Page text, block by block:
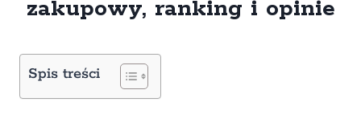
zakupowy, ranking i opinie
Spis treści